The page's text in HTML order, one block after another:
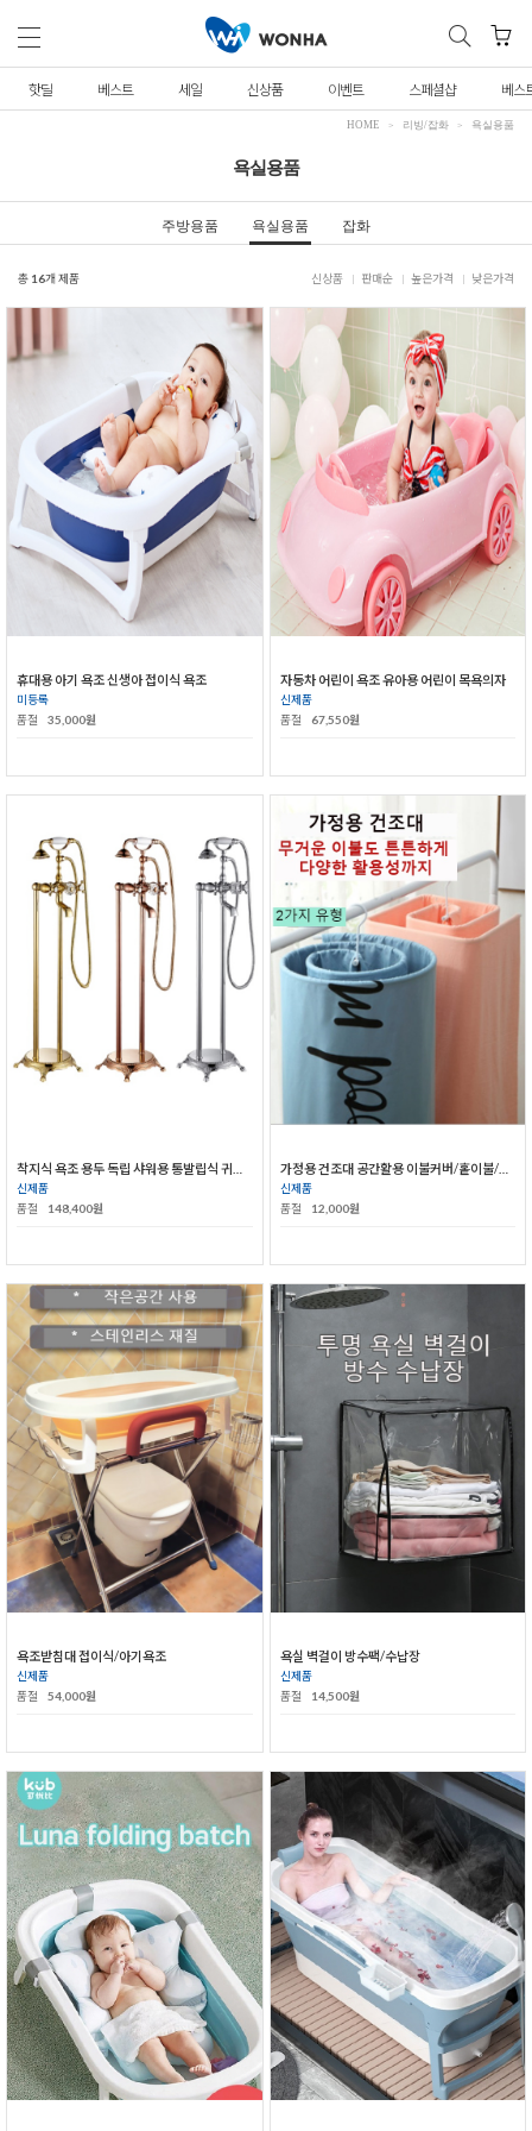
핫딜 베스트 세일 신상품 이벤트 스페셜샵 베스
HOME 리빙/잡화 욕실용품
욕실용품
주방용품 욕실용품 잡화
총 16개 제품 신상품 판매순 높은가격 낮은가격
휴대용 아기 욕조 신생아 접이식 욕조
미등록
품절
35,000원
자동차 어린이 욕조 유아용 어린이 목욕의자
신제품
품절
67,550원
신제품
품절
148,400원
가정용 건조대 공간활용 이불커버/홑이불/시트커버걸이
신제품
품절
12,000원
욕조받침대 접이식/아기욕조
신제품
품절
54,000원
욕실 벽걸이 방수팩/수납장
신제품
품절
14,500원